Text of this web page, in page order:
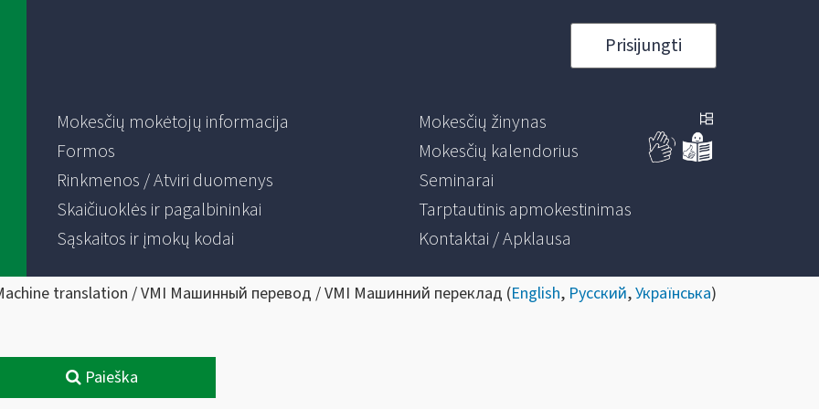
Prisijungti
Mokesčių mokėtojų informacija
Formos
Rinkmenos / Atviri duomenys
Skaičiuoklės ir pagalbininkai
Sąskaitos ir įmokų kodai
Mokesčių žinynas
Mokesčių kalendorius
Seminarai
Tarptautinis apmokestinimas
Kontaktai / Apklausa
translation / VMI Машинный перевод / VMI Машинний переклад (English, Русский,Українська)
Paieška